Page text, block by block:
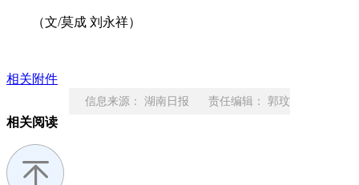
（文/莫成 刘永祥）
相关附件
信息来源： 湖南日报 责任编辑： 郭玟
相关阅读